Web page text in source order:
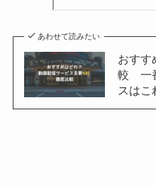
あわせて読みたい
おすす
較 一
スはこ